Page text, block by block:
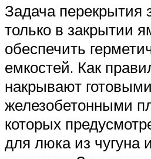
Задача перекрытия
только в закрытии
обеспечить
емкостей. Как
накрывают готовыми
железобетонными
которых
для люка из чугуна